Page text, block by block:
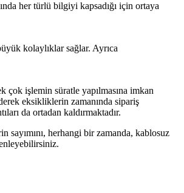
her türlü bilgiyi kapsadığı için ortaya
kolaylıklar sağlar. Ayrıca
çok işlemin süratle yapılmasına imkan
eksikliklerin zamanında sipariş
da ortadan kaldırmaktadır.
sayımını, herhangi bir zamanda, kablosuz